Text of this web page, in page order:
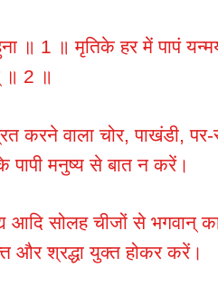
॥ 1 ॥ मृतिके हर में पापं
॥ 2 ॥
वाला चोर, पाखंडी, पर-
पापी मनुष्य से बात न करें।
आदि सोलह चीजों से भगवान्
और श्रद्धा युक्त होकर करें।